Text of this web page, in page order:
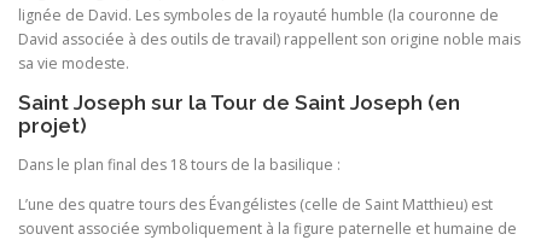
lignée de David. Les symboles de la royauté humble (la couronne de
David associée à des outils de travail) rappellent son origine noble mais
sa vie modeste.
Saint Joseph sur la Tour de Saint Joseph (en
projet)
Dans le plan final des 18 tours de la basilique :
L’une des quatre tours des Évangélistes (celle de Saint Matthieu) est
souvent associée symboliquement à la figure paternelle et humaine de